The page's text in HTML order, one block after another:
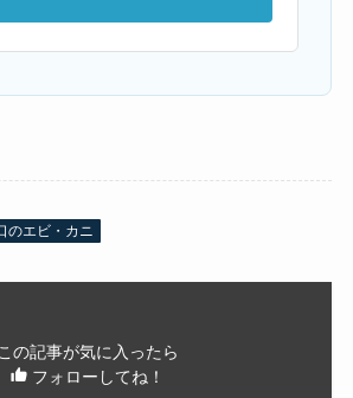
のエビ・カニ
この記事が気に入ったら
フォローしてね！